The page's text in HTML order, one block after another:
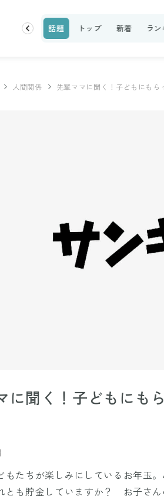
料理レシピ 話題 トップ 新着 ラ
人間関係 先輩ママに聞く！子どもにもら
に聞く！子どもにも
もたちが楽しみにしているお年玉
も貯金していますか？ お子さん